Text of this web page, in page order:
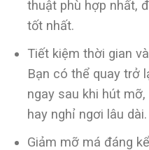
thuật phù hợp nhất,
tốt nhất.
Tiết kiệm thời gian
Bạn có thể quay trở
ngay sau khi hút
hay nghỉ ngơi lâu dài.
Giảm mỡ má đáng